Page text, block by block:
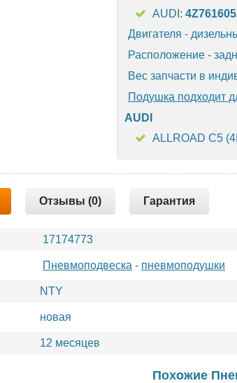
AUDI:
Двигателя -
Расположение -
Вес запчасти в
Подушка подходит
AUDI
ALLROAD C5
Отзывы (0) Гарантия
17174773
Пневмоподвеска - пневмоподушки
NTY
новая
12 месяцев
Похожие